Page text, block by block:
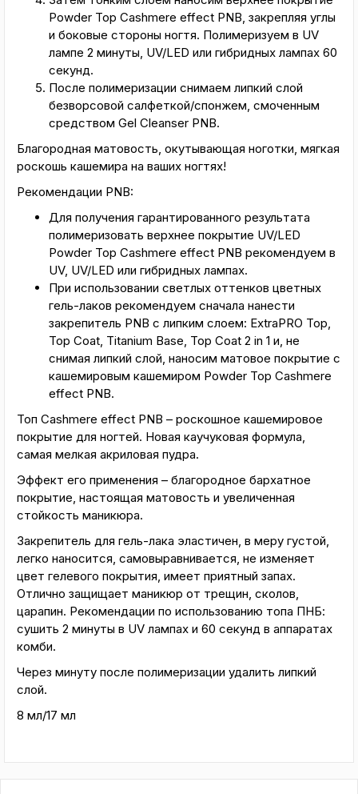
Powder Top Cashmere effect PNB, закрепляя углы
и боковые стороны ногтя. Полимеризуем в UV
лампе 2 минуты, UV/LED или гибридных лампах 60
секунд.
После полимеризации снимаем липкий слой
безворсовой салфеткой/спонжем, смоченным
средством Gel Cleanser PNB.
Благородная матовость, окутывающая ноготки, мягкая
роскошь кашемира на ваших ногтях!
Рекомендации PNB:
Для получения гарантированного результата
полимеризовать верхнее покрытие UV/LED
Powder Top Cashmere effect PNB рекомендуем в
UV, UV/LED или гибридных лампах.
При использовании светлых оттенков цветных
гель-лаков рекомендуем сначала нанести
закрепитель PNB с липким слоем: ExtraPRO Top,
Top Coat, Titanium Base, Top Coat 2 in 1 и, не
снимая липкий слой, наносим матовое покрытие с
кашемировым кашемиром Powder Top Cashmere
effect PNB.
Топ Cashmere effect PNB – роскошное кашемировое
покрытие для ногтей. Новая каучуковая формула,
самая мелкая акриловая пудра.
Эффект его применения – благородное бархатное
покрытие, настоящая матовость и увеличенная
стойкость маникюра.
Закрепитель для гель-лака эластичен, в меру густой,
легко наносится, самовыравнивается, не изменяет
цвет гелевого покрытия, имеет приятный запах.
Отлично защищает маникюр от трещин, сколов,
царапин. Рекомендации по использованию топа ПНБ:
сушить 2 минуты в UV лампах и 60 секунд в аппаратах
комби.
Через минуту после полимеризации удалить липкий
слой.
8 мл/17 мл